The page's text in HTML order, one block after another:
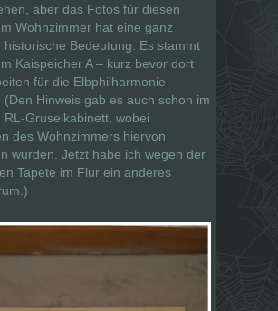
aber das Fotos für diesen
Wohnzimmer hat eine ganz
historische Bedeutung. Es stammt
Kaispeicher A – kurz bevor dort
für die Elbphilharmonie
(Den Hinweis gab es auch schon im
RL-Gruselkabinett, wobei
des Wohnzimmers hiervon
wurden. Jetzt habe ich wegen der
Tapete im Flur ein anderes